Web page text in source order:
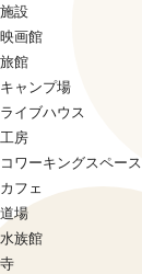
施設
映画館
旅館
キャンプ場
ライブハウス
工房
コワーキングスペース
カフェ
道場
水族館
寺